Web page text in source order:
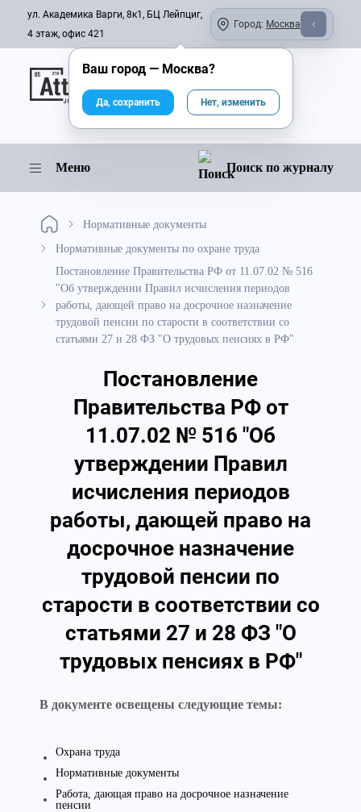
ул. Академика Варги, 8к1, БЦ Лейпциг,
4 этаж, офис 421
Город: Москва
Онлайн-журнал
Меню Поиск по журналу
Нормативные документы
Нормативные документы по охране труда
Постановление Правительства РФ от 11.07.02 № 516
"Об утверждении Правил исчисления периодов
работы, дающей право на досрочное назначение
трудовой пенсии по старости в соответствии со
статьями 27 и 28 ФЗ "О трудовых пенсиях в РФ"
Постановление
Правительства РФ от
11.07.02 № 516 "Об
утверждении Правил
исчисления периодов
работы, дающей право на
досрочное назначение
трудовой пенсии по
старости в соответствии со
статьями 27 и 28 ФЗ "О
трудовых пенсиях в РФ"
В документе освещены следующие темы:
Охрана труда
Нормативные документы
Работа, дающая право на досрочное назначение
пенсии
Ваш город — Москва?
Да, сохранить Нет, изменить